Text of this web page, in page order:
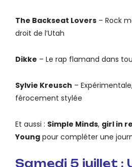
The Backseat Lovers – Rock
droit de l’Utah
Dikke – Le rap flamand dans
Sylvie Kreusch –
férocement stylée
Et aussi : Simple Minds, girl in
Young pour compléter une
Samedi 5 juillet :